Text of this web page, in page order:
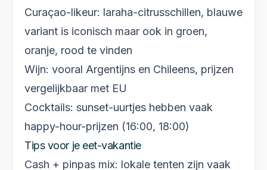
Curaçao-likeur: laraha-citrusschillen, blauwe
variant is iconisch maar ook in groen,
oranje, rood te vinden
Wijn: vooral Argentijns en Chileens, prijzen
vergelijkbaar met EU
Cocktails: sunset-uurtjes hebben vaak
happy-hour-prijzen (16:00, 18:00)
Tips voor je eet-vakantie
Cash + pinpas mix: lokale tenten zijn vaak